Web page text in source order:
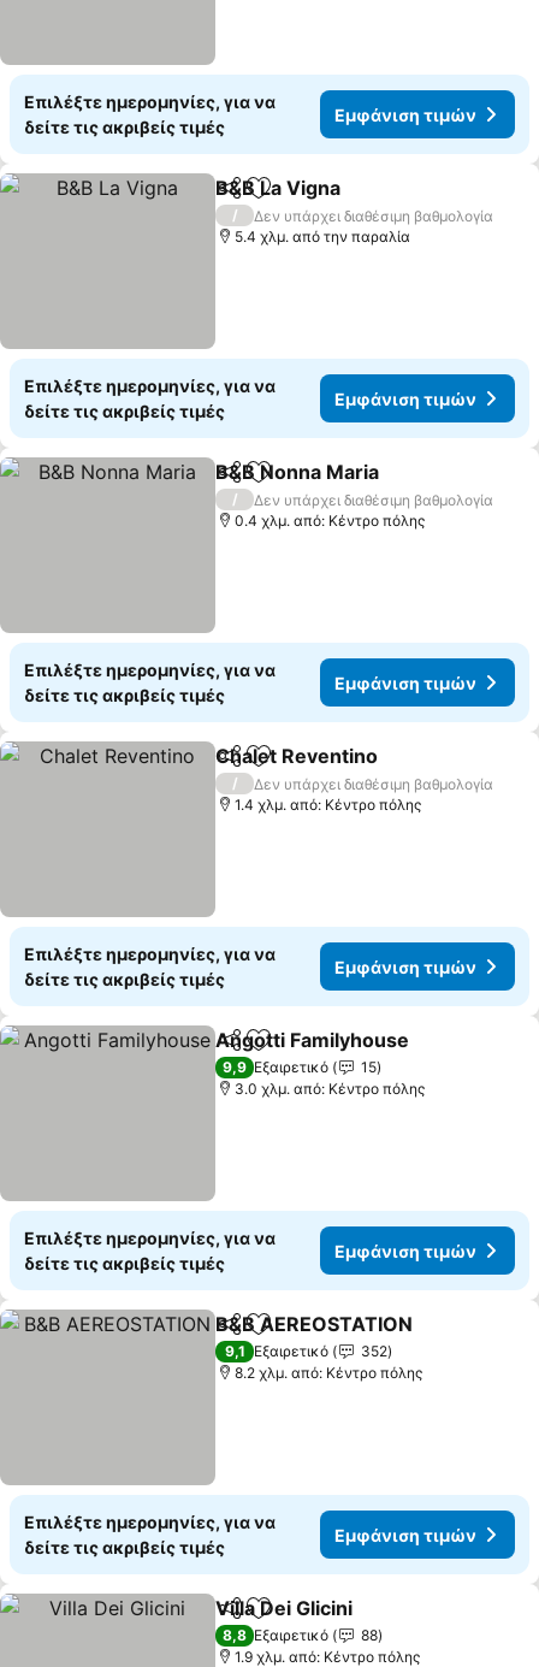
Επιλέξτε ημερομηνίες, για να
δείτε τις ακριβείς τιμές
Εμφάνιση τιμών
Κοινοποίηση
Προσθήκη στα αγαπημένα
B&B La Vigna
/
Δεν υπάρχει διαθέσιμη βαθμολογία
5.4 χλμ. από την παραλία
Επιλέξτε ημερομηνίες, για να
δείτε τις ακριβείς τιμές
Εμφάνιση τιμών
Κοινοποίηση
Προσθήκη στα αγαπημένα
B&B Nonna Maria
/
Δεν υπάρχει διαθέσιμη βαθμολογία
0.4 χλμ. από: Κέντρο πόλης
Επιλέξτε ημερομηνίες, για να
δείτε τις ακριβείς τιμές
Εμφάνιση τιμών
Κοινοποίηση
Προσθήκη στα αγαπημένα
Chalet Reventino
/
Δεν υπάρχει διαθέσιμη βαθμολογία
1.4 χλμ. από: Κέντρο πόλης
Επιλέξτε ημερομηνίες, για να
δείτε τις ακριβείς τιμές
Εμφάνιση τιμών
Κοινοποίηση
Προσθήκη στα αγαπημένα
Angotti Familyhouse
9,9 Εξαιρετικό
15
3.0 χλμ. από: Κέντρο πόλης
Επιλέξτε ημερομηνίες, για να
δείτε τις ακριβείς τιμές
Εμφάνιση τιμών
Κοινοποίηση
Προσθήκη στα αγαπημένα
B&B AEREOSTATION
9,1 Εξαιρετικό
352
8.2 χλμ. από: Κέντρο πόλης
Επιλέξτε ημερομηνίες, για να
δείτε τις ακριβείς τιμές
Εμφάνιση τιμών
Κοινοποίηση
Προσθήκη στα αγαπημένα
Villa Dei Glicini
8,8 Εξαιρετικό
88
1.9 χλμ. από: Κέντρο πόλης